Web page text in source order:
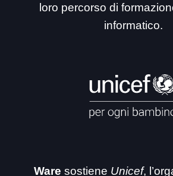
loro percorso di
informatico.
Ware sostiene Unicef,